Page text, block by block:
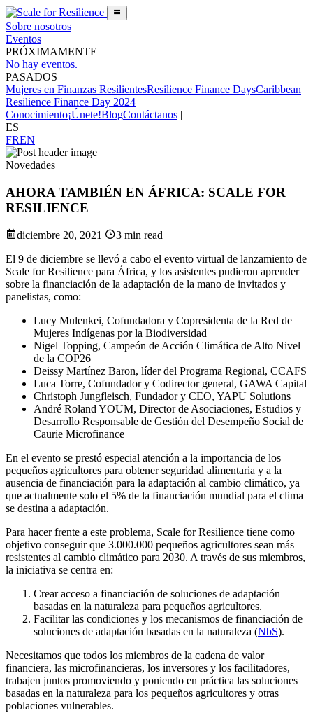
Sobre nosotros
Eventos
PRÓXIMAMENTE
No hay eventos.
PASADOS
Mujeres en Finanzas ResilientesResilience Finance DaysCaribbean
Resilience Finance Day 2024
Conocimiento¡Únete!BlogContáctanos |
ES
FREN
Novedades
AHORA TAMBIÉN EN ÁFRICA: SCALE FOR
RESILIENCE
diciembre 20, 2021
3 min read
El 9 de diciembre se llevó a cabo el evento virtual de lanzamiento de
Scale for Resilience para África, y los asistentes pudieron aprender
sobre la financiación de la adaptación de la mano de invitados y
panelistas, como:
Lucy Mulenkei, Cofundadora y Copresidenta de la Red de
Mujeres Indígenas por la Biodiversidad
Nigel Topping, Campeón de Acción Climática de Alto Nivel
de la COP26
Deissy Martínez Baron, líder del Programa Regional, CCAFS
Luca Torre, Cofundador y Codirector general, GAWA Capital
Christoph Jungfleisch, Fundador y CEO, YAPU Solutions
André Roland YOUM, Director de Asociaciones, Estudios y
Desarrollo Responsable de Gestión del Desempeño Social de
Caurie Microfinance
En el evento se prestó especial atención a la importancia de los
pequeños agricultores para obtener seguridad alimentaria y a la
ausencia de financiación para la adaptación al cambio climático, ya
que actualmente solo el 5% de la financiación mundial para el clima
se destina a adaptación.
Para hacer frente a este problema, Scale for Resilience tiene como
objetivo conseguir que 3.000.000 pequeños agricultores sean más
resistentes al cambio climático para 2030. A través de sus miembros,
la iniciativa se centra en:
Crear acceso a financiación de soluciones de adaptación
basadas en la naturaleza para pequeños agricultores.
Facilitar las condiciones y los mecanismos de financiación de
soluciones de adaptación basadas en la naturaleza (NbS).
Necesitamos que todos los miembros de la cadena de valor
financiera, las microfinancieras, los inversores y los facilitadores,
trabajen juntos promoviendo y poniendo en práctica las soluciones
basadas en la naturaleza para los pequeños agricultores y otras
poblaciones vulnerables.